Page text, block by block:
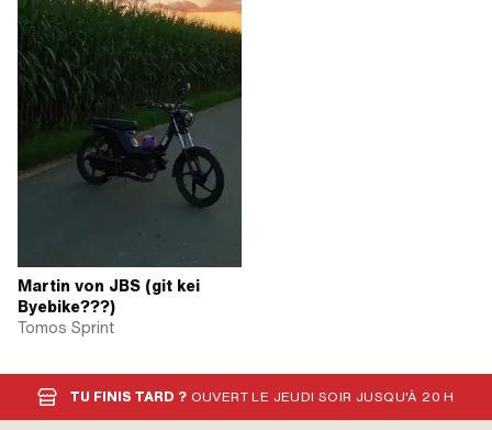
Martin von JBS (git kei
Byebike???)
Tomos Sprint
TU FINIS TARD ? OUVERT LE JEUDI SOIR JUSQU'À 20 H